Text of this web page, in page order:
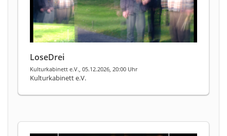
LoseDrei
Kulturkabinett e.V., 05.12.2026, 20:00 Uhr
Kulturkabinett e.V.